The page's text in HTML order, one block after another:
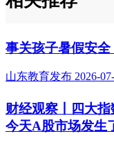
事关孩子暑假安
山东教育发布 2026-
财经观察丨四大指
今天A股市场发生